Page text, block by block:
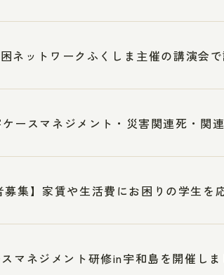
ネットワークふくしま主催の講演会
ースマネジメント・災害関連死・関
募集】家賃や生活費にお困りの学生を
マネジメント研修in宇和島を開催しま